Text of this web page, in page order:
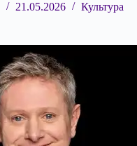
21.05.2026 Культура